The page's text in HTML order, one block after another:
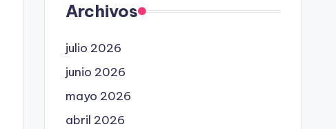
Archivos
julio 2026
junio 2026
mayo 2026
abril 2026